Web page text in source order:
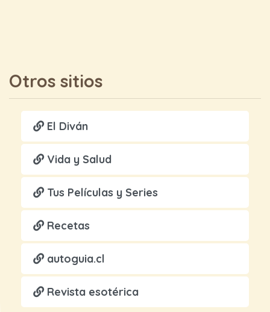
Otros sitios
El Diván
Vida y Salud
Tus Películas y Series
Recetas
autoguia.cl
Revista esotérica